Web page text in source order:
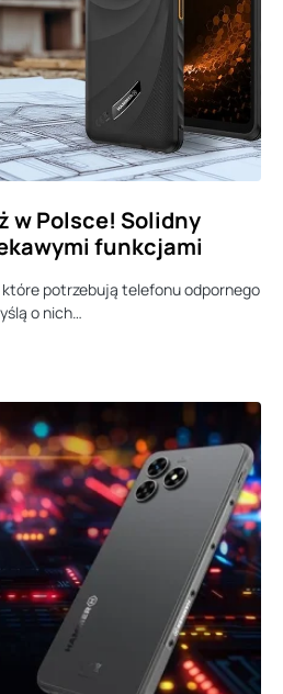
w Polsce! Solidny
funkcjami
które potrzebują telefonu odpornego
o nich…